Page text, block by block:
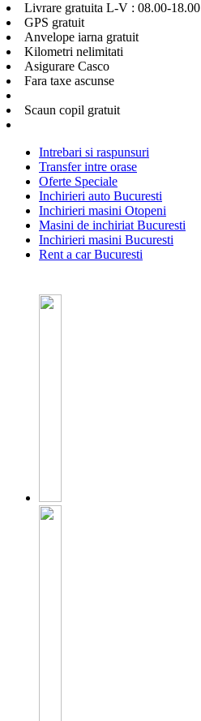
Livrare gratuita L-V : 08.00-18.00
GPS gratuit
Anvelope iarna gratuit
Kilometri nelimitati
Asigurare Casco
Fara taxe ascunse
Scaun copil gratuit
Intrebari si raspunsuri
Transfer intre orase
Oferte Speciale
Inchirieri auto Bucuresti
Inchirieri masini Otopeni
Masini de inchiriat Bucuresti
Inchirieri masini Bucuresti
Rent a car Bucuresti